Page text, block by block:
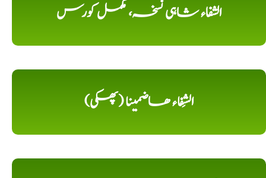
الشفاء شاہی نسخہ، مکمل کورس
الشِفاء ھاضمینا (پھکی)